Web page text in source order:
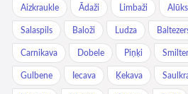
Aizkraukle Ādaži Limbaži
Salaspils Baloži Ludza
Carnikava Dobele Piņķi
Gulbene Iecava Ķekava